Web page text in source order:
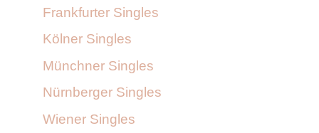
Frankfurter Singles
Kölner Singles
Münchner Singles
Nürnberger Singles
Wiener Singles